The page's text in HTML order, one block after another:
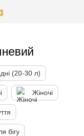
(20-30 л)
Жіночі
бігу